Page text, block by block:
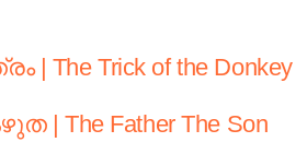
The Trick of the Donkey
The Father The Son